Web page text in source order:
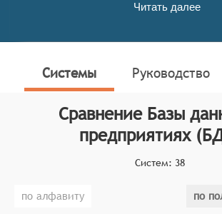
отрасли и регионе. БДП
для управления базой контрагентов
клиентов и поставщиков), а также
информационной, финансовой,
иных видов безопасности
Классификатор программных
для систем. Для того чтобы
Читать далее
Системы Руководство
Сравнение Базы
предприятиях
Систем: 38
по алфавиту по